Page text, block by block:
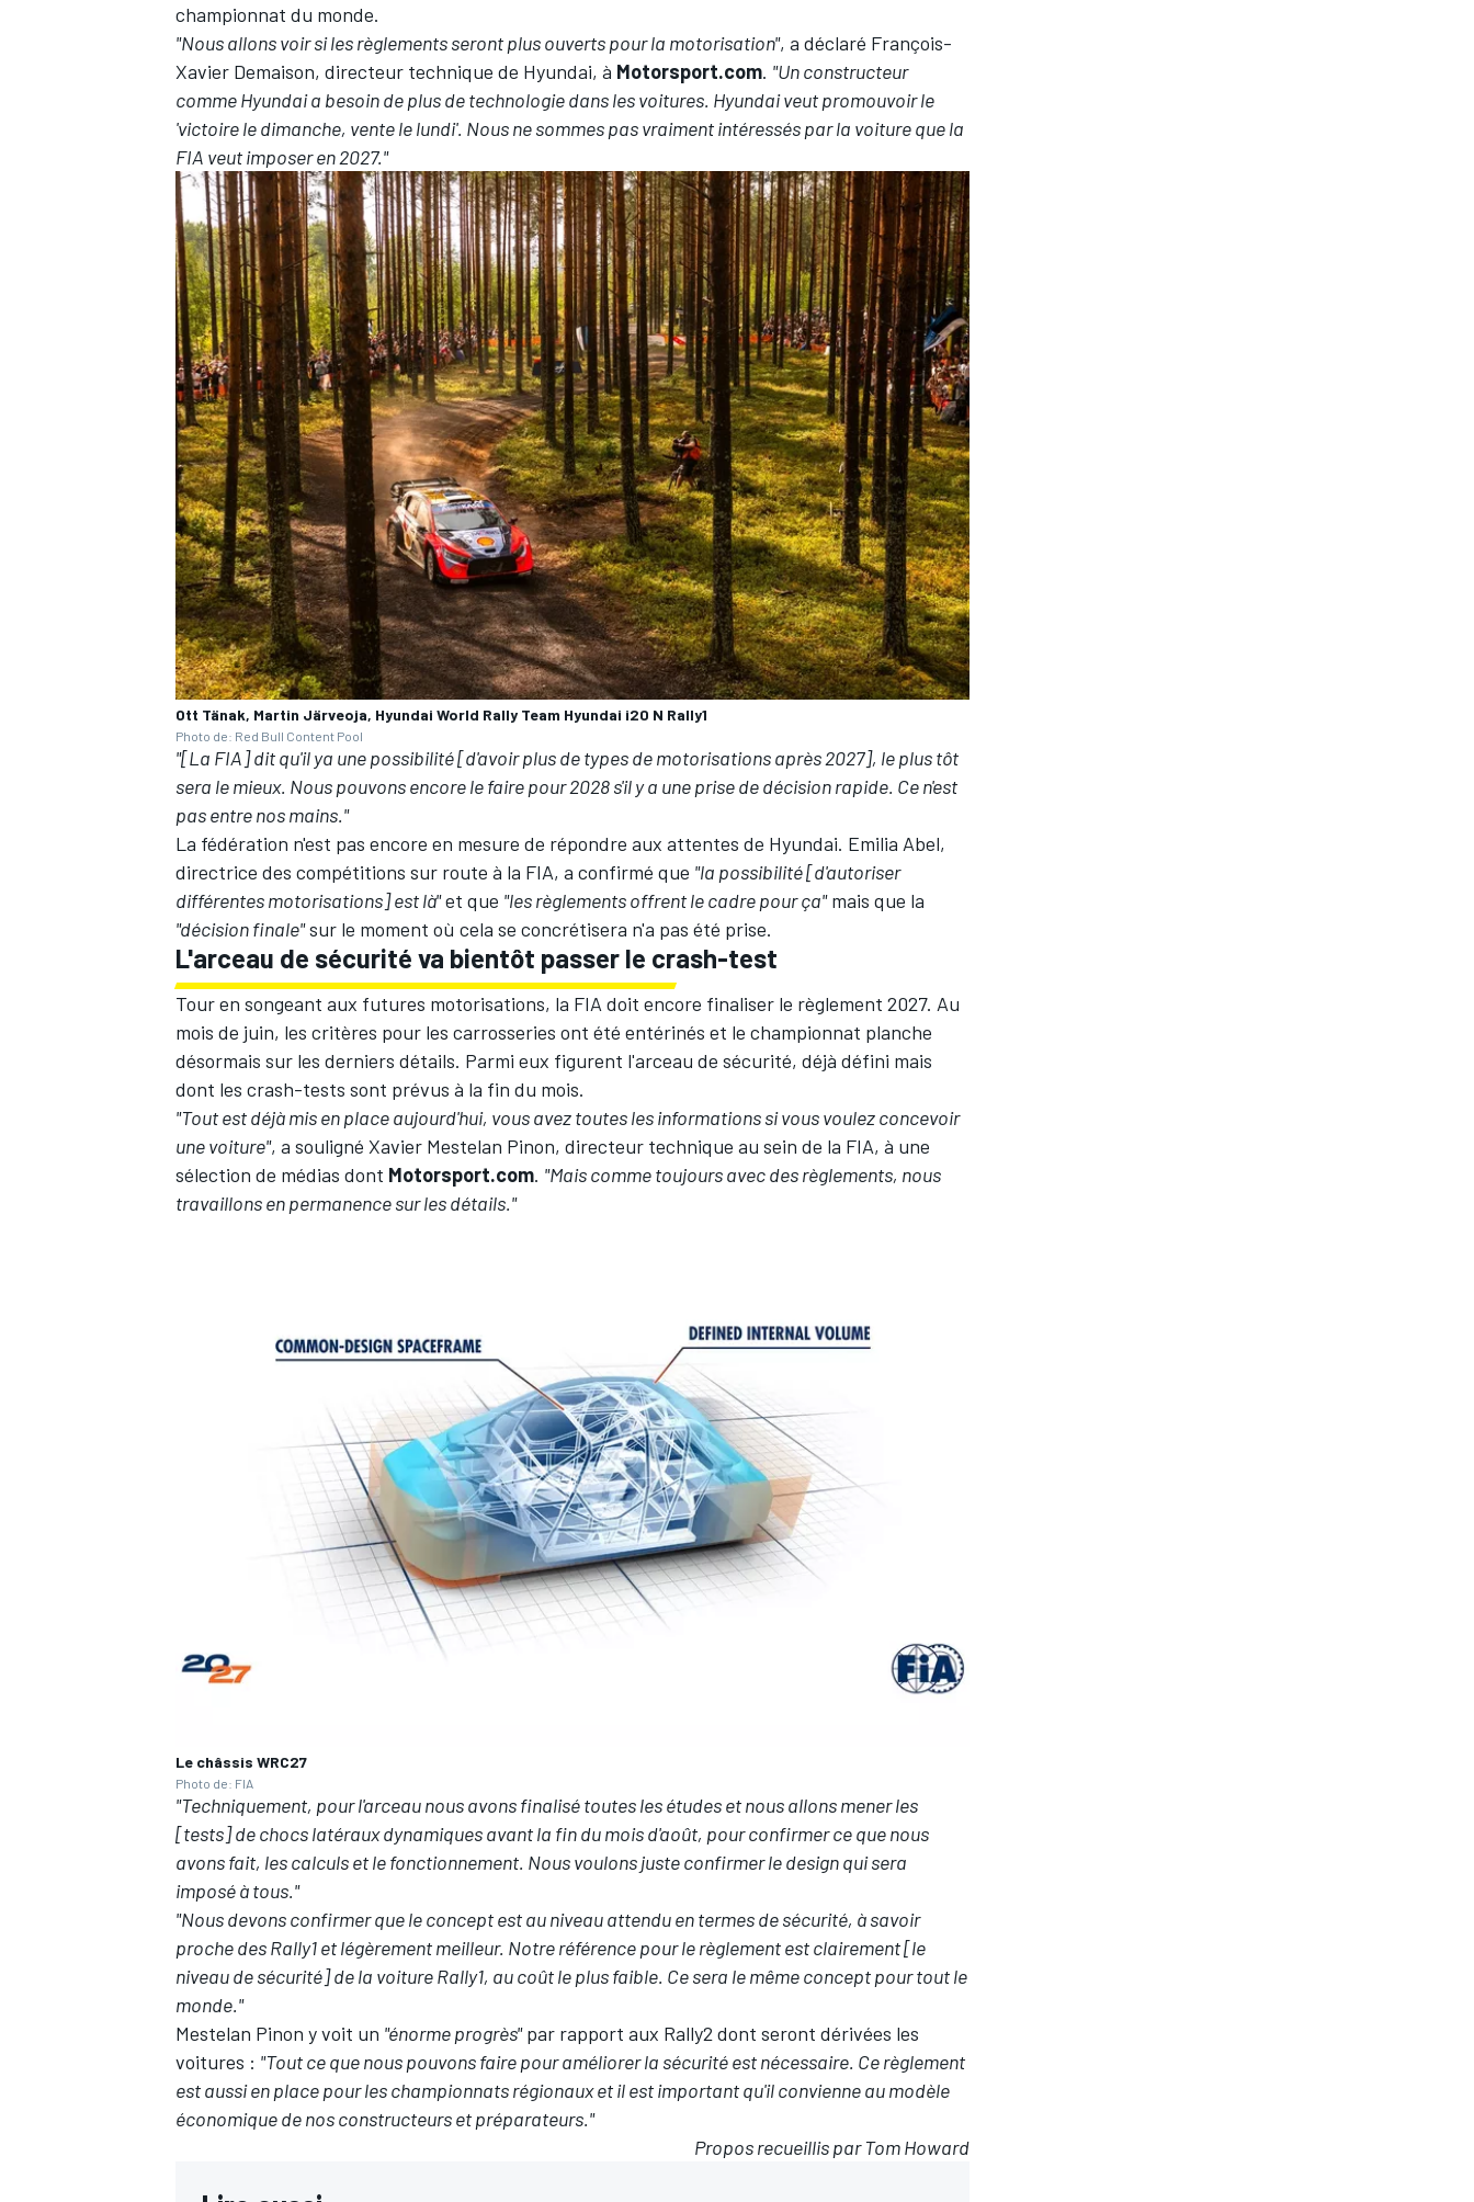
AUTRES CHAMPIONNATS
championnat du monde.
"Nous allons voir si les règlements seront plus ouverts pour la motorisation", a déclaré François-
Xavier Demaison, directeur technique de Hyundai, à Motorsport.com. "Un constructeur
comme Hyundai a besoin de plus de technologie dans les voitures. Hyundai veut promouvoir le
'victoire le dimanche, vente le lundi'. Nous ne sommes pas vraiment intéressés par la voiture que la
FIA veut imposer en 2027."
Ott Tänak, Martin Järveoja, Hyundai World Rally Team Hyundai i20 N Rally1
Photo de: Red Bull Content Pool
"[La FIA] dit qu'il ya une possibilité [d'avoir plus de types de motorisations après 2027], le plus tôt
sera le mieux. Nous pouvons encore le faire pour 2028 s'il y a une prise de décision rapide. Ce n'est
pas entre nos mains."
La fédération n'est pas encore en mesure de répondre aux attentes de Hyundai. Emilia Abel,
directrice des compétitions sur route à la FIA, a confirmé que "la possibilité [d'autoriser
différentes motorisations] est là"et que "les règlements offrent le cadre pour ça"mais que la
"décision finale"sur le moment où cela se concrétisera n'a pas été prise.
L'arceau de sécurité va bientôt passer le crash-test
Tour en songeant aux futures motorisations, la FIA doit encore finaliser le règlement 2027. Au
mois de juin, les critères pour les carrosseries ont été entérinés et le championnat planche
désormais sur les derniers détails. Parmi eux figurent l'arceau de sécurité, déjà défini mais
dont les crash-tests sont prévus à la fin du mois.
"Tout est déjà mis en place aujourd'hui, vous avez toutes les informations si vous voulez concevoir
une voiture", a souligné Xavier Mestelan Pinon, directeur technique au sein de la FIA, à une
sélection de médias dont Motorsport.com. "Mais comme toujours avec des règlements, nous
travaillons en permanence sur les détails."
Le châssis WRC27
Photo de: FIA
"Techniquement, pour l'arceau nous avons finalisé toutes les études et nous allons mener les
[tests] de chocs latéraux dynamiques avant la fin du mois d'août, pour confirmer ce que nous
avons fait, les calculs et le fonctionnement. Nous voulons juste confirmer le design qui sera
imposé à tous."
"Nous devons confirmer que le concept est au niveau attendu en termes de sécurité, à savoir
proche des Rally1 et légèrement meilleur. Notre référence pour le règlement est clairement [le
niveau de sécurité] de la voiture Rally1, au coût le plus faible. Ce sera le même concept pour tout le
monde."
Mestelan Pinon y voit un "énorme progrès"par rapport aux Rally2 dont seront dérivées les
voitures : "Tout ce que nous pouvons faire pour améliorer la sécurité est nécessaire. Ce règlement
est aussi en place pour les championnats régionaux et il est important qu'il convienne au modèle
économique de nos constructeurs et préparateurs."
Propos recueillis par Tom Howard